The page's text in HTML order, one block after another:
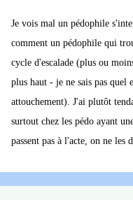
Je vois mal un pédophile
comment un pédophile qui
cycle d'escalade (plus ou
plus haut - je ne sais pas quel
attouchement). J'ai plutôt
surtout chez les pédo ayant
passent pas à l'acte, on ne les